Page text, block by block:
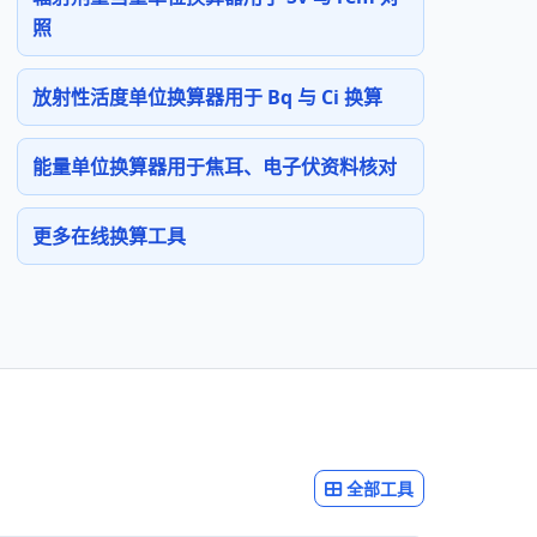
照
放射性活度单位换算器用于 Bq 与 Ci 换算
能量单位换算器用于焦耳、电子伏资料核对
更多在线换算工具
全部工具